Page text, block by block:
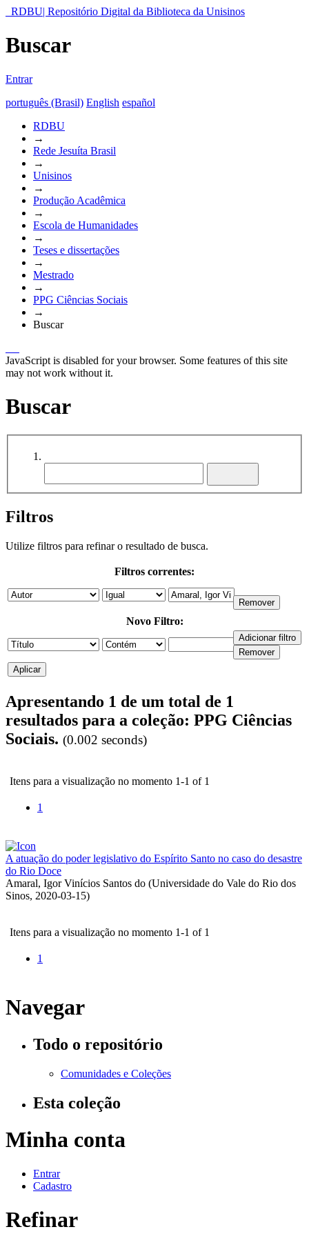
RDBU| Repositório Digital da Biblioteca da Unisinos
Buscar
Entrar
português (Brasil) English español
RDBU
→
Rede Jesuíta Brasil
→
Unisinos
→
Produção Acadêmica
→
Escola de Humanidades
→
Teses e dissertações
→
Mestrado
→
PPG Ciências Sociais
→
Buscar
JavaScript is disabled for your browser. Some features of this site
may not work without it.
Buscar
Filtros
Utilize filtros para refinar o resultado de busca.
Filtros correntes:
Novo Filtro:
Apresentando 1 de um total de 1
resultados para a coleção: PPG Ciências
Sociais. (0.002 seconds)
Itens para a visualização no momento 1-1 of 1
1
A atuação do poder legislativo do Espírito Santo no caso do desastre
do Rio Doce
Amaral, Igor Vinícios Santos do (Universidade do Vale do Rio dos
Sinos, 2020-03-15)
Itens para a visualização no momento 1-1 of 1
1
Navegar
Todo o repositório
Comunidades e Coleções
Esta coleção
Minha conta
Entrar
Cadastro
Refinar